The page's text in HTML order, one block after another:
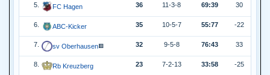
5. FC Hagen 36 11-3-8 69:39 30
6. ABC-Kicker 35 10-5-7 55:77 -22
7. sv Oberhausen 🟥 32 9-5-8 76:43 33
8. Rb Kreuzberg 23 7-2-13 33:58 -25